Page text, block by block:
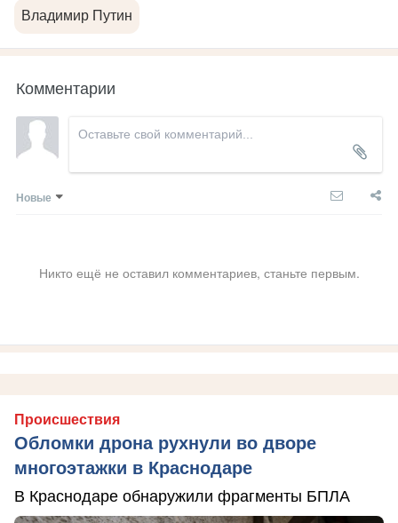
Владимир Путин
Комментарии
Новые
Никто ещё не оставил комментариев, станьте первым.
Происшествия
Обломки дрона рухнули во дворе
многоэтажки в Краснодаре
В Краснодаре обнаружили фрагменты БПЛА